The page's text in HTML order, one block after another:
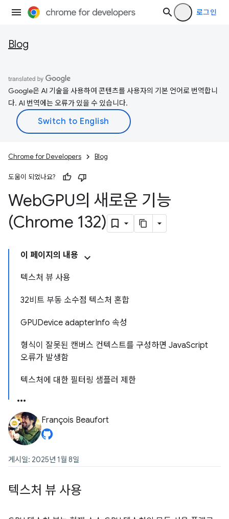
로그인
Blog
Google은 AI 기술을 사용하여 콘텐츠를 사용자의 기본 언어로 번역합니
다. AI 번역에는 오류가 있을 수 있습니다.
Chrome for Developers Blog
도움이 되었나요?
WebGPU의 새로운 기능
(Chrome 132)
이 페이지의 내용
텍스처 뷰 사용
32비트 부동 소수점 텍스처 혼합
GPUDevice adapterInfo 속성
형식이 잘못된 캔버스 컨텍스트를 구성하면 JavaScript
오류가 발생함
텍스처에 대한 필터링 샘플러 제한
François Beaufort
게시일: 2025년 1월 8일
텍스처 뷰 사용